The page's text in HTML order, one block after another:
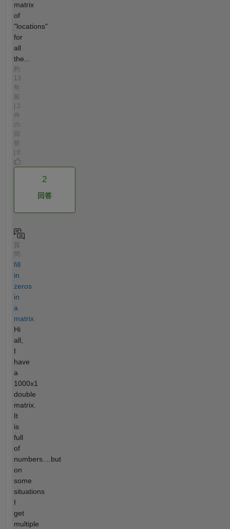
matrix
of
"locations"
for
all
the...
約
13
年
前
| 2
件
の
回
答
| 0
2
回答
質
fill
in
zeros
in
a
matrix
Hi
all,
I
have
a
1000x1
double
matrix.
It
is
full
of
numbers....but
on
some
situations
I
get
multiple